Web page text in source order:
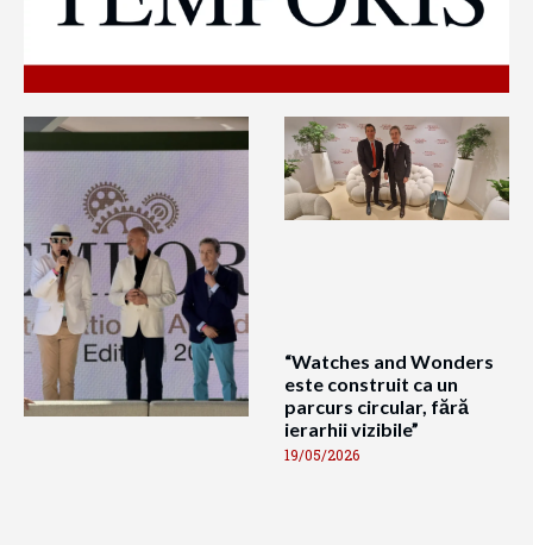
“Watches and Wonders
este construit ca un
parcurs circular, fără
ierarhii vizibile”
19/05/2026